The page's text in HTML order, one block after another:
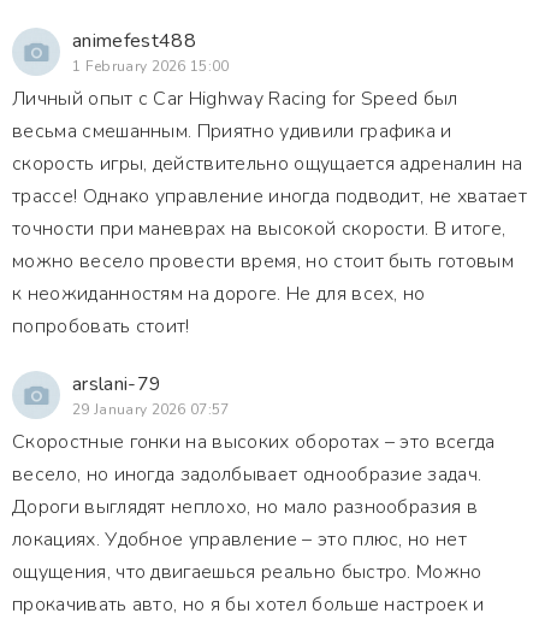
animefest488
1 February 2026 15:00
Личный опыт с Car Highway Racing for Speed был
весьма смешанным. Приятно удивили графика и
скорость игры, действительно ощущается адреналин на
трассе! Однако управление иногда подводит, не хватает
точности при маневрах на высокой скорости. В итоге,
можно весело провести время, но стоит быть готовым
к неожиданностям на дороге. Не для всех, но
попробовать стоит!
arslani-79
29 January 2026 07:57
Скоростные гонки на высоких оборотах – это всегда
весело, но иногда задолбывает однообразие задач.
Дороги выглядят неплохо, но мало разнообразия в
локациях. Удобное управление – это плюс, но нет
ощущения, что двигаешься реально быстро. Можно
прокачивать авто, но я бы хотел больше настроек и